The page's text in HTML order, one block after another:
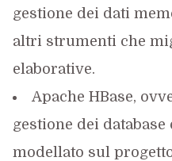
gestione dei dati
altri strumenti che
elaborative.
Apache HBase,
gestione dei
modellato sul